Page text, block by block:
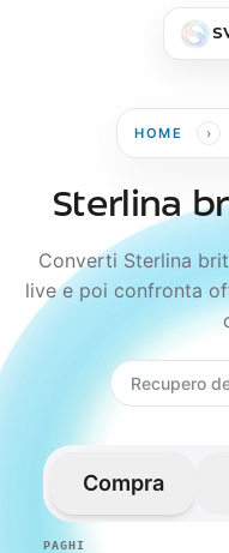
HOME ›
Sterlina
Converti Sterlina
live e poi confronta
Recupero
Compra
PAGHI